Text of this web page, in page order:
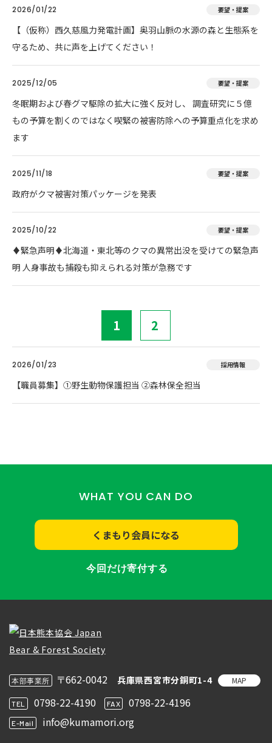
2026/01/22 要望・提案
【（仮称）西久慈風力発電計画】奥羽山脈の水源の森と生態系を
守るため、共に声を上げてください！
2025/12/05 要望・提案
冬眠期および春グマ駆除の拡大に強く反対し、 調査研究に５億
もの予算を割くのではなく喫緊の被害防除への予算重点化を求め
ます
2025/11/18 要望・提案
政府がクマ被害対策パッケージを発表
2025/10/22 要望・提案
♦️緊急声明♦️北海道・東北等のクマの異常出没を受けての緊急声
明 人身事故も捕殺も抑えられる対策が急務です
1 2
2026/01/23 採用情報
【職員募集】①野生動物保護担当 ②森林保全担当
WHAT YOU CAN DO
くまもり会員になる
今回だけ寄付する
本部事業所 〒662-0042 兵庫県西宮市分銅町1-4 MAP
TEL 0798-22-4190 FAX 0798-22-4196
E-Mail info@kumamori.org